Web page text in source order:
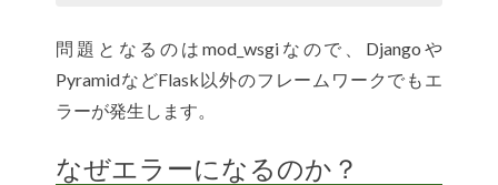
問題となるのはmod_wsgiなので、Djangoや
PyramidなどFlask以外のフレームワークでもエ
ラーが発生します。
なぜエラーになるのか？